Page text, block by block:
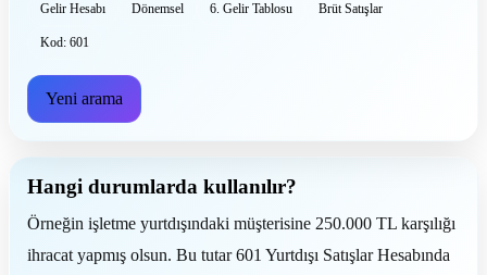
Gelir Hesabı Dönemsel 6. Gelir Tablosu Brüt Satışlar
Kod: 601
Yeni arama
Hangi durumlarda kullanılır?
Örneğin işletme yurtdışındaki müşterisine 250.000 TL karşılığı
ihracat yapmış olsun. Bu tutar 601 Yurtdışı Satışlar Hesabında